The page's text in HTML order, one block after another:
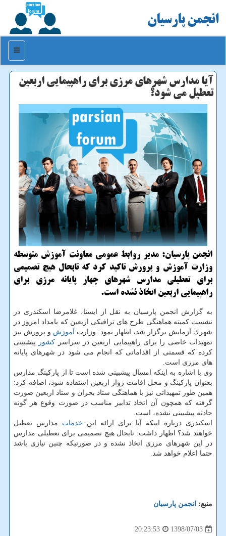
انجمن پارسیان
منو
آیا مدارس شهرهای مرزی برای راهپیمایی اربعین
تعطیل می شود؟
انجمن پارسیان: مدیر روابط عمومی معاونت آموزش متوسطه
وزارت آموزش و پرورش تاكید كرد كه تابحال هیچ تصمیمی
برای تعطیلی مدارس شهرهای چهار پایانه مرزی برای
راهپیمایی اربعین اتخاذ نشده است.
به گزارش انجمن پارسیان به نقل از ایسنا، غلامرضا اسكندری در
نشست كمیته هماهنگی طرح های ترافیكی اربعین كه بامداد امروز در
شهرك آزمایش برگزار شد، اظهار نمود: وزارت آموزش و پرورش نیز
تمهیدات خاصی را برای راهپیمایی اربعین در سراسر كشور
پیشبینی
كرده كه قسمتی از اقداماتی كه انجام می شود در شهرهای پایانه
های مرزی است.
وی با اشاره به اینكه امسال پیشبینی شده است تا از پاركینگ مدارس
بعنوان پاركینگ و محل اقامت زوار اربعین استفاده شود، اضافه كرد:
همین طور تمهیداتی نیز با هماهنگی ستاد بحران و ستاد اربعین صورت
گرفته كه همچون آن اتخاذ تدابیر مناسب در صورت وقوع هر گونه
حادثه پیشبینی نشده، است.
اسكندری درباره اینكه آیا برای ارائه این خدمات مدارس تعطیل
خواهند شد؟ اظهار داشت: تابحال هیچ تصمیمی برای تعطیلی مدارس
در این شهرهای مرزی اتخاذ نشده و در صورتیكه چنین نیازی باشد
حتما اعلام خواهد شد.
منبع: انجمن پارسیان
1398/07/03
20:23:53